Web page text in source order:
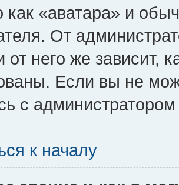
как «аватара» и
От
от него же зависит,
Если вы не
с
к началу